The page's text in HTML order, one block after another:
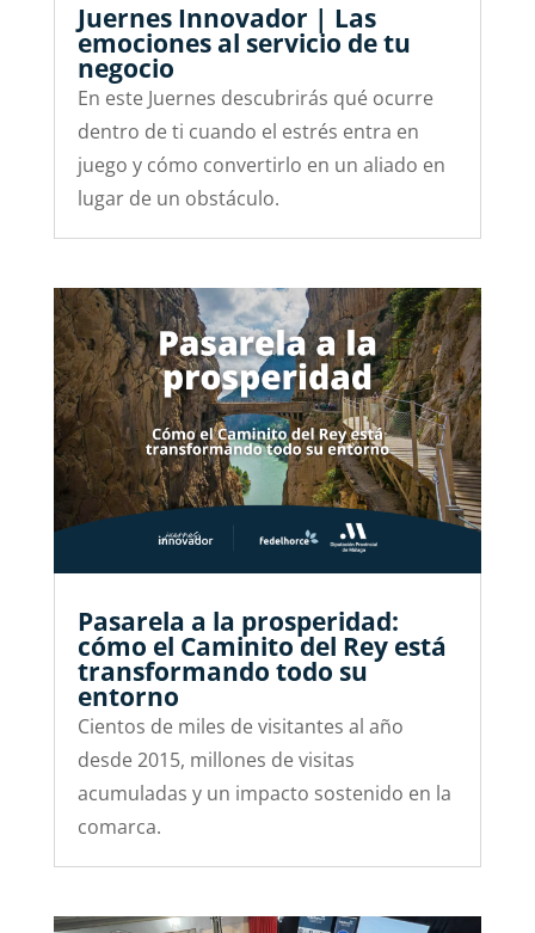
Juernes Innovador | Las
emociones al servicio de tu
negocio
En este Juernes descubrirás qué ocurre
dentro de ti cuando el estrés entra en
juego y cómo convertirlo en un aliado en
lugar de un obstáculo.
Pasarela a la prosperidad:
cómo el Caminito del Rey está
transformando todo su
entorno
Cientos de miles de visitantes al año
desde 2015, millones de visitas
acumuladas y un impacto sostenido en la
comarca.